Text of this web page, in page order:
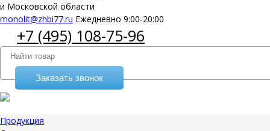
и Московской области
monolit@zhbi77.ru Ежедневно 9:00-20:00
+7 (495) 108-75-96
Заказать звонок
Продукция